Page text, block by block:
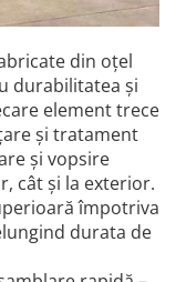
din oțel
durabilitatea și
element trece
și tratament
și vopsire
cât și la exterior.
împotriva
durata de